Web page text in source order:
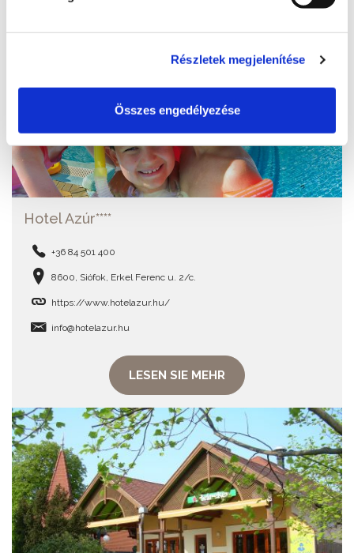
Részletek megjelenítése
Összes engedélyezése
Hotel Azúr****
+36 84 501 400
8600, Siófok, Erkel Ferenc u. 2/c.
https://www.hotelazur.hu/
info@hotelazur.hu
LESEN SIE MEHR